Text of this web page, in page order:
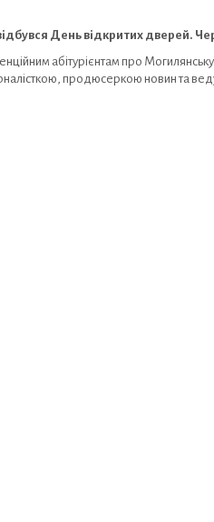
День відкритих дверей.
абітурієнтам про
продюсеркою новин та